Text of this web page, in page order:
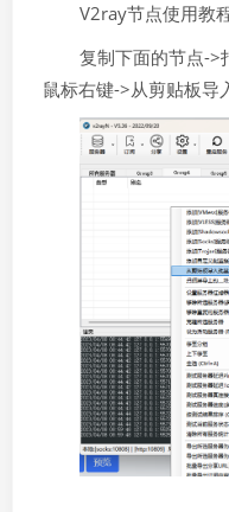
V2ray节点使用教
复制下面的节点->
鼠标右键->从剪贴板导